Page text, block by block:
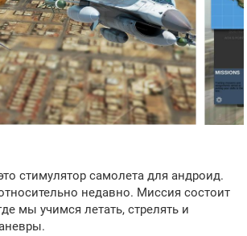
стимулятор самолета для андроид.
недавно. Миссия состоит
мы учимся летать, стрелять и